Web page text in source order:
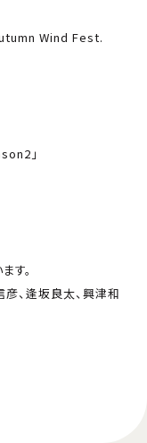
Wind Fest.
」
す。
、逢坂良太、興津和